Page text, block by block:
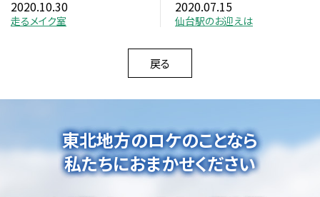
2020.10.30
走るメイク室
2020.07.15
仙台駅のお迎えは
戻る
東北地方のロケのことなら
私たちにおまかせください